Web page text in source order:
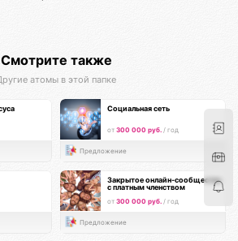
Смотрите также
атомы в этой папке
Социальная сеть
от 300 000 руб. / год
Предложение
Закрытое онлайн-сообщество
с платным членством
от 300 000 руб. / год
Предложение